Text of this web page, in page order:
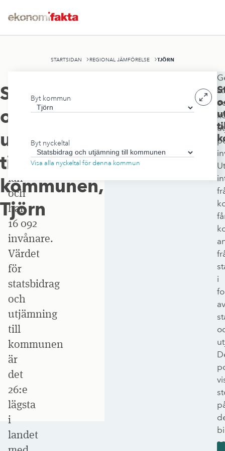
STARTSIDAN REGIONAL JÄMFÖRELSE TJÖRN
Statsbidrag
och
utjämning
till
kommunen,
Tjörn
kommun
ligger
Västra
Götalands
län
och
har
16 092
invånare.
Värdet
för
statsbidrag
och
utjämning
till
kommunen
är
det
26:e
lägsta
i
landet
Byt kommun
Byt nyckeltal
Visa alla nyckeltal för denna kommun
i
av